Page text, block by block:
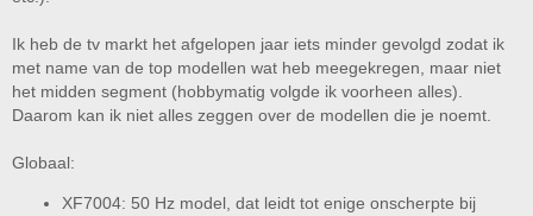
(wat is er storend aan kijkhoek?)
Stuk goedkoper:
https://tweakers.net/pricewatch/1167485/samsung-ue55nu7100-zwart.html
https://tweakers.net/pricewatch/1210457/lg-55sk8000plb-zwart.html
Ik heb de tv markt het afgelopen jaar iets minder gevolgd zodat ik
met name van de top modellen wat heb meegekregen, maar niet
het midden segment (hobbymatig volgde ik voorheen alles).
Daarom kan ik niet alles zeggen over de modellen die je noemt.
Globaal:
XF7004: 50 Hz model, dat leidt tot enige onscherpte bij